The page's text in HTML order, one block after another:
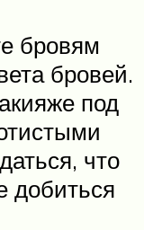
бровям
бровей.
под
что
добиться